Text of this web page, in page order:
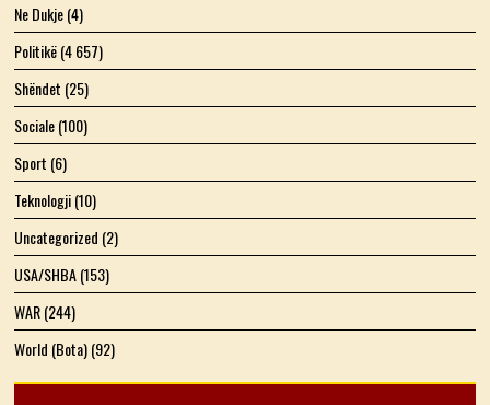
Ne Dukje(4)
Politikë(4 657)
Shëndet (25)
Sociale(100)
Sport (6)
Teknologji(10)
Uncategorized (2)
USA/SHBA(153)
WAR(244)
World (Bota)(92)